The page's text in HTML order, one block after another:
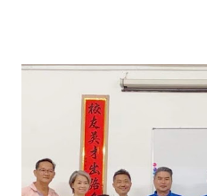
委員：賴重富、鄭樂恩、黃偉強